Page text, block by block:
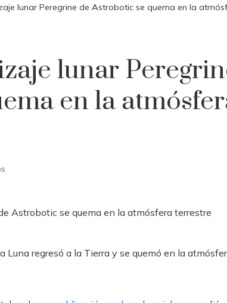
lunar Peregrine de Astrobotic se quema en la
lunar
en la
Luna regresó a la Tierra y se quemó en la